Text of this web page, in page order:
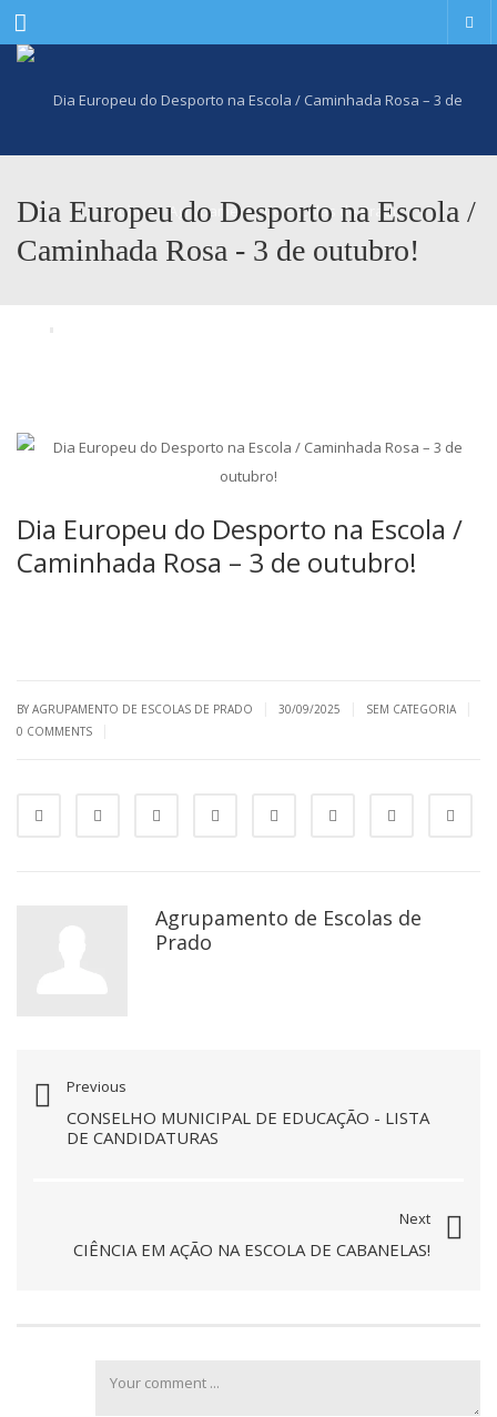
Menu
Dia Europeu do Desporto na Escola /
Caminhada Rosa - 3 de outubro!
Dia Europeu do Desporto na Escola /
Caminhada Rosa – 3 de outubro!
BY AGRUPAMENTO DE ESCOLAS DE PRADO 30/09/2025 SEM CATEGORIA
0 COMMENTS
Agrupamento de Escolas de
Prado
Previous
CONSELHO MUNICIPAL DE EDUCAÇÃO - LISTA
DE CANDIDATURAS
Next
CIÊNCIA EM AÇÃO NA ESCOLA DE CABANELAS!